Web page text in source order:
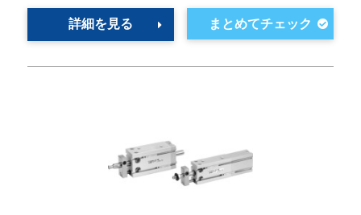
詳細を見る